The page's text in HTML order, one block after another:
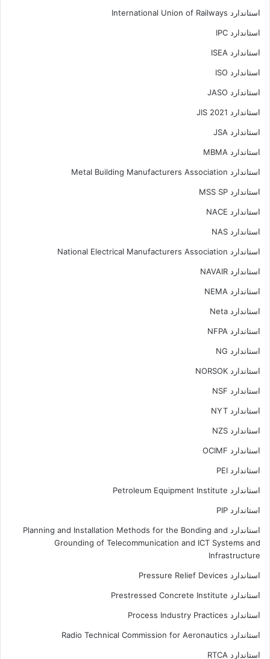
استاندارد International Union of Railways
استاندارد IPC
استاندارد ISEA
استاندارد ISO
استاندارد JASO
استاندارد JIS 2021
استاندارد JSA
استاندارد MBMA
استاندارد Metal Building Manufacturers Association
استاندارد MSS SP
استاندارد NACE
استاندارد NAS
استاندارد National Electrical Manufacturers Association
استاندارد NAVAIR
استاندارد NEMA
استاندارد Neta
استاندارد NFPA
استاندارد NG
استاندارد NORSOK
استاندارد NSF
استاندارد NYT
استاندارد NZS
استاندارد OCIMF
استاندارد PEI
استاندارد Petroleum Equipment Institute
استاندارد PIP
استاندارد Planning and Installation Methods for the Bonding and
Grounding of Telecommunication and ICT Systems and
Infrastructure
استاندارد Pressure Relief Devices
استاندارد Prestressed Concrete Institute
استاندارد Process Industry Practices
استاندارد Radio Technical Commission for Aeronautics
استاندارد RTCA